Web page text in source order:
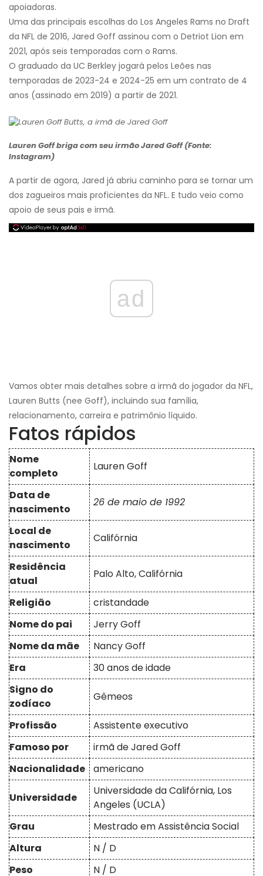
apoiadoras.
Uma das principais escolhas do Los Angeles Rams no Draft
da NFL de 2016, Jared Goff assinou com o Detriot Lion em
2021, após seis temporadas com o Rams.
O graduado da UC Berkley jogará pelos Leões nas
temporadas de 2023-24 e 2024-25 em um contrato de 4
anos (assinado em 2019) a partir de 2021.
Lauren Goff briga com seu irmão Jared Goff (Fonte:
Instagram)
A partir de agora, Jared já abriu caminho para se tornar um
dos zagueiros mais proficientes da NFL. E tudo veio como
apoio de seus pais e irmã.
ad
Vamos obter mais detalhes sobre a irmã do jogador da NFL,
Lauren Butts (nee Goff), incluindo sua família,
relacionamento, carreira e patrimônio líquido.
Fatos rápidos
Nome
completo
Lauren Goff
Data de
nascimento
26 de maio de 1992
Local de
nascimento
Califórnia
Residência
atual
Palo Alto, Califórnia
Religião
cristandade
Nome do pai
Jerry Goff
Nome da mãe
Nancy Goff
Era
30 anos de idade
Signo do
zodíaco
Gêmeos
Profissão
Assistente executivo
Famoso por
irmã de Jared Goff
Nacionalidade
americano
Universidade
Universidade da Califórnia, Los
Angeles (UCLA)
Grau
Mestrado em Assistência Social
Altura
N / D
Peso
N / D